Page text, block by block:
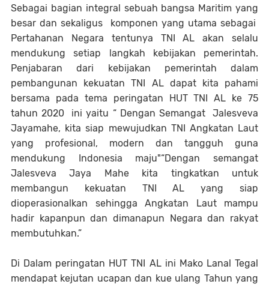
Sebagai bagian integral sebuah bangsa Maritim yang
besar dan sekaligus komponen yang utama sebagai
Pertahanan Negara tentunya TNI AL akan selalu
mendukung setiap langkah kebijakan pemerintah.
Penjabaran dari kebijakan pemerintah dalam
pembangunan kekuatan TNI AL dapat kita pahami
bersama pada tema peringatan HUT TNI AL ke 75
tahun 2020 ini yaitu “ Dengan Semangat Jalesveva
Jayamahe, kita siap mewujudkan TNI Angkatan Laut
yang profesional, modern dan tangguh guna
mendukung Indonesia maju"“Dengan semangat
Jalesveva Jaya Mahe kita tingkatkan untuk
membangun kekuatan TNI AL yang siap
dioperasionalkan sehingga Angkatan Laut mampu
hadir kapanpun dan dimanapun Negara dan rakyat
membutuhkan.”
Di Dalam peringatan HUT TNI AL ini Mako Lanal Tegal
mendapat kejutan ucapan dan kue ulang Tahun yang